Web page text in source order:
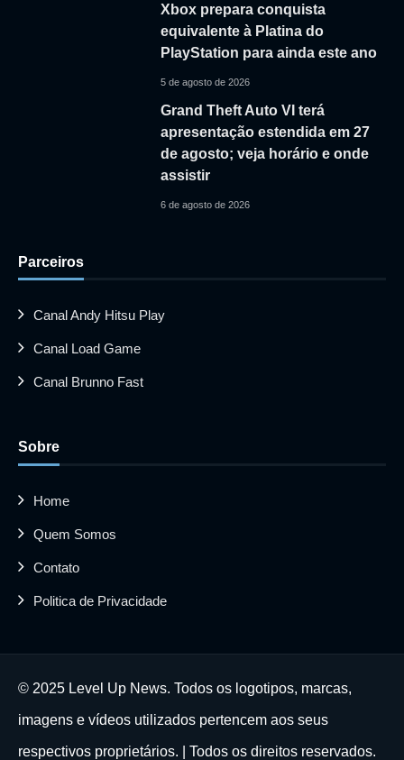
Xbox prepara conquista
equivalente à Platina do
PlayStation para ainda este ano
5 de agosto de 2026
Grand Theft Auto VI terá
apresentação estendida em 27
de agosto; veja horário e onde
assistir
6 de agosto de 2026
Parceiros
Canal Andy Hitsu Play
Canal Load Game
Canal Brunno Fast
Sobre
Home
Quem Somos
Contato
Politica de Privacidade
© 2025 Level Up News. Todos os logotipos, marcas,
imagens e vídeos utilizados pertencem aos seus
respectivos proprietários. | Todos os direitos reservados.